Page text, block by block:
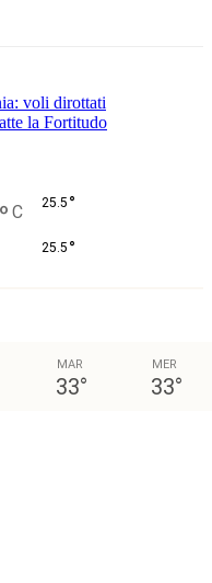
voli dirottati
la Fortitudo
° C 25.5 °
25.5 °
MAR
33°
MER
33°